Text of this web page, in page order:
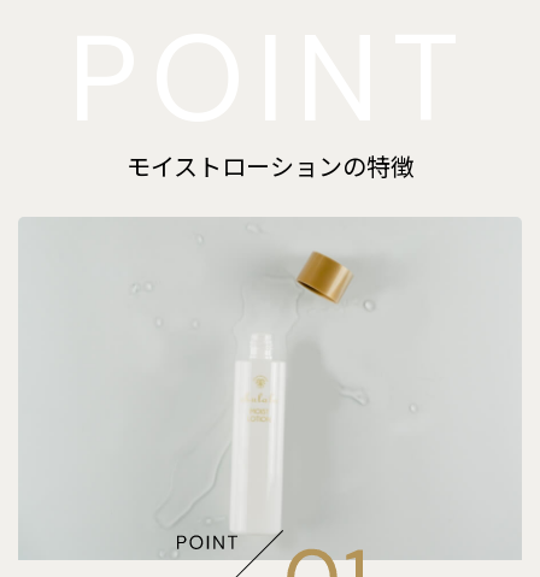
モイストローションの特徴